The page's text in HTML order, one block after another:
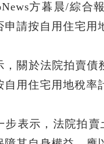
方暮晨/綜
申請按自用住宅用
，關於法院拍賣債
自用住宅用地稅率
步表示，法院拍